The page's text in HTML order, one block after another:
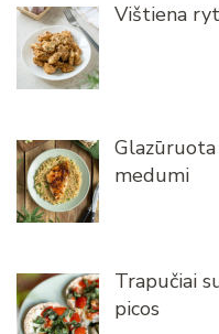
Vištiena
medumi
Trapučiai
picos